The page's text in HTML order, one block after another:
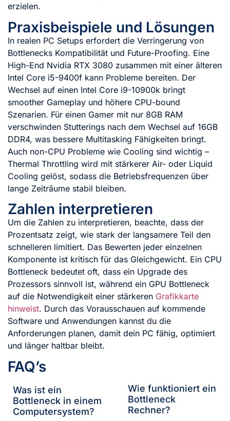
erzielen.
Praxisbeispiele und Lösungen
In realen PC Setups erfordert die Verringerung von
Bottlenecks Kompatibilität und Future-Proofing. Eine
High-End Nvidia RTX 3080 zusammen mit einer älteren
Intel Core i5-9400f kann Probleme bereiten. Der
Wechsel auf einen Intel Core i9-10900k bringt
smoother Gameplay und höhere CPU-bound
Szenarien. Für einen Gamer mit nur 8GB RAM
verschwinden Stutterings nach dem Wechsel auf 16GB
DDR4, was bessere Multitasking Fähigkeiten bringt.
Auch non-CPU Probleme wie Cooling sind wichtig –
Thermal Throttling wird mit stärkerer Air- oder Liquid
Cooling gelöst, sodass die Betriebsfrequenzen über
lange Zeiträume stabil bleiben.
Zahlen interpretieren
Um die Zahlen zu interpretieren, beachte, dass der
Prozentsatz zeigt, wie stark der langsamere Teil den
schnelleren limitiert. Das Bewerten jeder einzelnen
Komponente ist kritisch für das Gleichgewicht. Ein CPU
Bottleneck bedeutet oft, dass ein Upgrade des
Prozessors sinnvoll ist, während ein GPU Bottleneck
auf die Notwendigkeit einer stärkeren Grafikkarte
hinweist. Durch das Vorausschauen auf kommende
Software und Anwendungen kannst du die
Anforderungen planen, damit dein PC fähig, optimiert
und länger haltbar bleibt.
FAQ’s
Was ist ein
Bottleneck in einem
Computersystem?
Wie funktioniert ein
Bottleneck
Rechner?